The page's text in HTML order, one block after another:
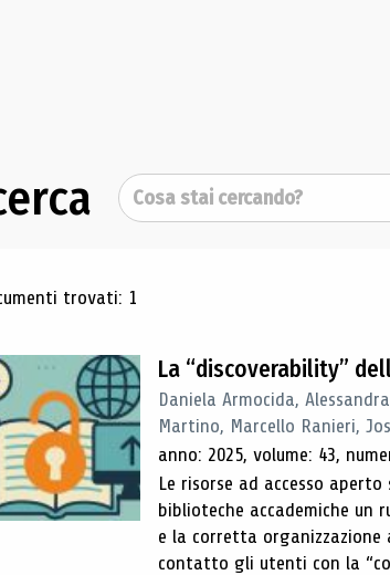
Cerca
di ricerca
trovati: 1
La “discoverability”
Daniela Armocida,
Martino, Marcello Ranieri,
anno: 2025, volume: 43,
Le risorse ad accesso
biblioteche accademiche
e la corretta
contatto gli utenti con la